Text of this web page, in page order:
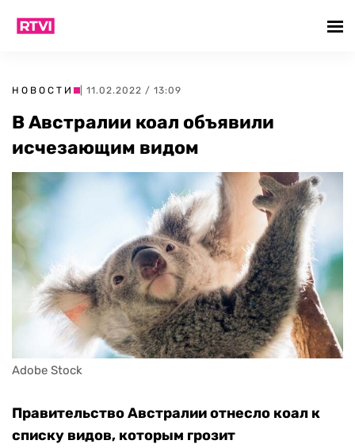
НОВОСТИ | 11.02.2022 / 13:09
В Австралии коал объявили
исчезающим видом
Adobe Stock
Правительство Австралии отнесло коал к
списку видов, которым грозит